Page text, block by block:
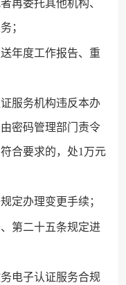
再委托其他机构、
；
年度工作报告、重
服务机构违反本办
密码管理部门责令
合要求的，处1万元
定办理变更手续；
第二十五条规定进
电子认证服务合规